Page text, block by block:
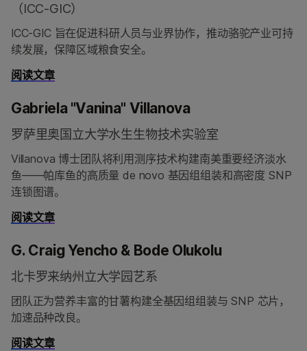
（ICC-GIC）
ICC-GIC 旨在促进科研人员与业界协作，推动骆驼产业可持
续发展，保障区域粮食安全。
阅读文章
Gabriela "Vanina" Villanova
罗萨里奥国立大学水生生物技术实验室
Villanova 博士团队将利用测序技术构建南美重要经济淡水
鱼——帕库鱼的高质量 de novo 基因组组装和高密度 SNP
连锁图谱。
阅读文章
G. Craig Yencho & Bode Olukolu
北卡罗来纳州立大学园艺系
团队正为营养丰富的甘薯构建全基因组组装与 SNP 芯片，
加速品种改良。
阅读文章